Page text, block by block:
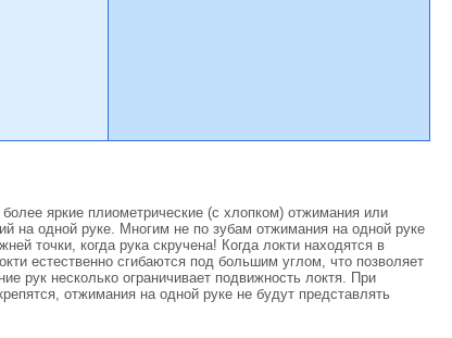
яркие плиометрические (с хлопком) отжимания или
на одной руке. Многим не по зубам отжимания на одной руке
точки, когда рука скручена! Когда локти находятся в
естественно сгибаются под большим углом, что позволяет
рук несколько ограничивает подвижность локтя. При
отжимания на одной руке не будут представлять